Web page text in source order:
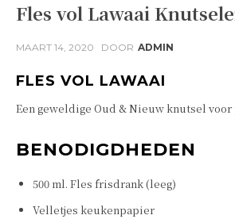
Fles vol Lawaai
MAART 14, 2020 DOOR ADMIN
FLES VOL LAWAAI
Een geweldige Oud & Nieuw knutsel
BENODIGDHEDEN
500 ml. Fles frisdrank (leeg)
Velletjes keukenpapier